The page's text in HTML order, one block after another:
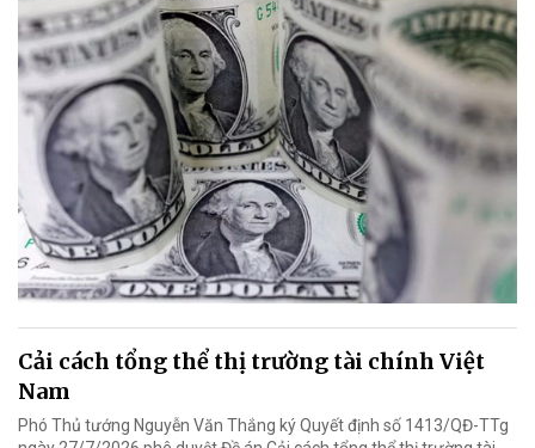
Cải cách tổng thể thị trường tài chính Việt
Nam
Phó Thủ tướng Nguyễn Văn Thắng ký Quyết định số 1413/QĐ-TTg